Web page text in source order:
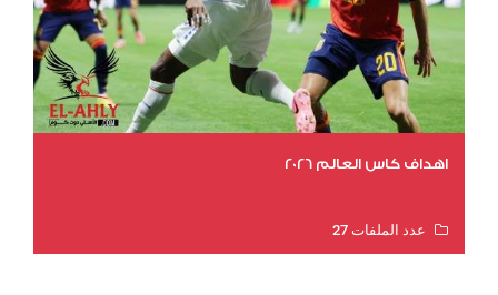
اهداف كاس العالم 2026
عدد الملفات 27